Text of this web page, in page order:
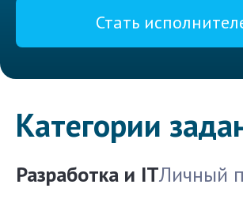
Стать
Категории
Разработка и ITЛичный